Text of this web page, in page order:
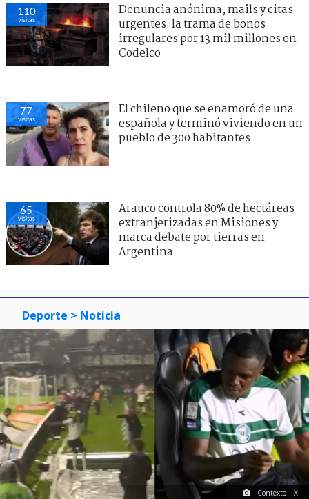
110
visitas
Denuncia anónima, mails y citas
urgentes: la trama de bonos
irregulares por 13 mil millones en
Codelco
77
visitas
El chileno que se enamoró de una
española y terminó viviendo en un
pueblo de 300 habitantes
65
visitas
Arauco controla 80% de hectáreas
extranjerizadas en Misiones y
marca debate por tierras en
Argentina
Deporte > Noticia
Contexto | X